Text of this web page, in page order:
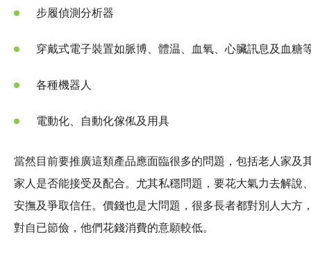
步履偵測分析器
穿戴式電子裝置如脈博、體温、血氧、心臟訊息及血糖
各種機器人
電動化、自動化傢俬及用具
當然目前要推廣這類產品應面臨很多的問題，包括老人家及
家人是否能接受及配合。尤其私穩問題，要花大氣力去解說
安撫及爭取信任。價錢也是大問題，很多長者都對別人大方
對自已節儉，他們花錢消費的意願較低。